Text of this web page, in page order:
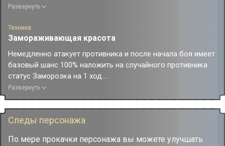
может сработать не более 2 раз за ход.
Развернуть
Техника
Замораживающая красота
Немедленно атакует противника и после начала боя имеет
базовый шанс 100% наложить на случайного противника
статус Заморозка на 1 ход.
Противник со статусом Заморозка не может совершать
действий и будет получать дополнительный ледяной урон,
равный 50% от силы атаки Март 7, в начале каждого хода.
Развернуть
Следы персонажа
По мере прокачки персонажа вы можете улучшать